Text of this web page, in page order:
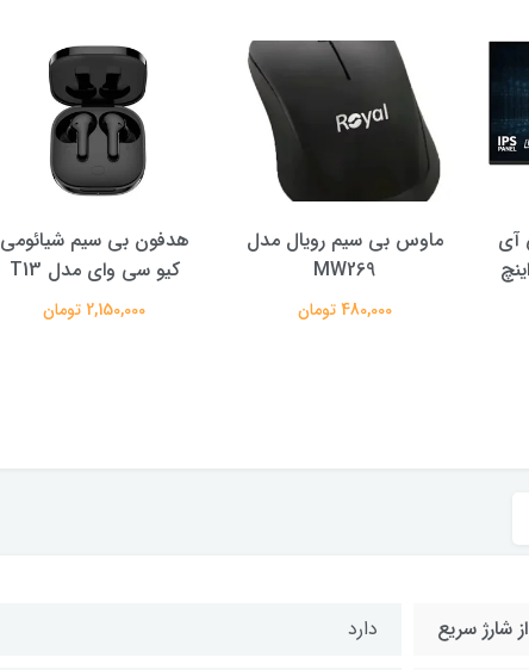
آی
ماوس بی سیم رویال مدل
MW269
480,000 تومان
هدفون بی سیم شیائومی
کیو سی وای مدل T13
2,150,000 تومان
شارژ سریع دارد